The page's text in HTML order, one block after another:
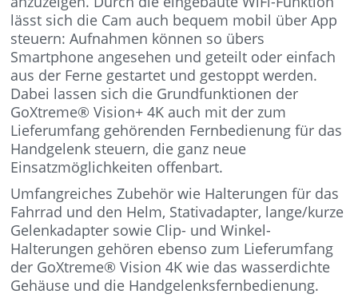
lässt sich die Cam auch bequem mobil über App
steuern: Aufnahmen können so übers
Smartphone angesehen und geteilt oder einfach
aus der Ferne gestartet und gestoppt werden.
Dabei lassen sich die Grundfunktionen der
GoXtreme® Vision+ 4K auch mit der zum
Lieferumfang gehörenden Fernbedienung für das
Handgelenk steuern, die ganz neue
Einsatzmöglichkeiten offenbart.
Umfangreiches Zubehör wie Halterungen für das
Fahrrad und den Helm, Stativadapter, lange/kurze
Gelenkadapter sowie Clip- und Winkel-
Halterungen gehören ebenso zum Lieferumfang
der GoXtreme® Vision 4K wie das wasserdichte
Gehäuse und die Handgelenksfernbedienung.